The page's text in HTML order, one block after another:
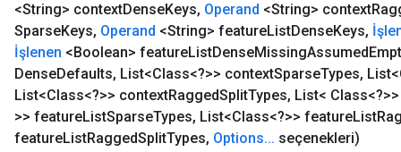
<String> contextDenseKeys, Operand <String> context
SparseKeys, Operand <String> featureListDenseKeys,
İşlenen <Boolean> featureListDenseMissingAssumed
DenseDefaults, List<Class<?>> contextSparseTypes,
List<Class<?>> contextRaggedSplitTypes, List<
>> featureListSparseTypes, List<Class<?>> featureList
featureListRaggedSplitTypes, Options... seçenekleri)